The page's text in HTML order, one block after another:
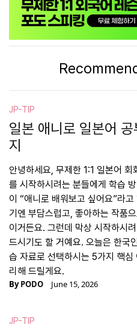
JP-TIP
일본 애니로 일본어
지
안녕하세요, 무제한 1:1 일본어
를 시작하시려는 분들에게 학습
이 “애니로 배워보고 싶어요”라
기엔 부담스럽고, 좋아하는 작품
이거든요. 그런데 막상 시작하시
드시기도 할 거예요. 오늘은 한국
습 자료로 선택하시는 5가지 핵
리해 드릴게요.
ByPODO June 15, 2026
JP-TIP